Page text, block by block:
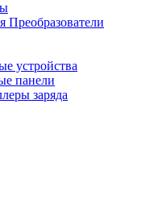
Преобразователи
устройства
панели
заряда